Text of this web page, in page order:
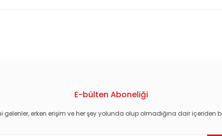
E-bülten Aboneliği
gelenler, erken erişim ve her şey yolunda olup olmadığına dair içeriden